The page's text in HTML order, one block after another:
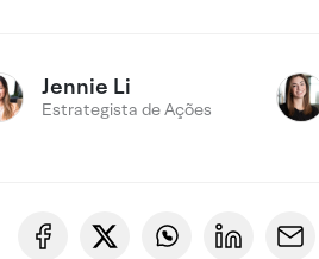
Jennie Li
Estrategista de Ações